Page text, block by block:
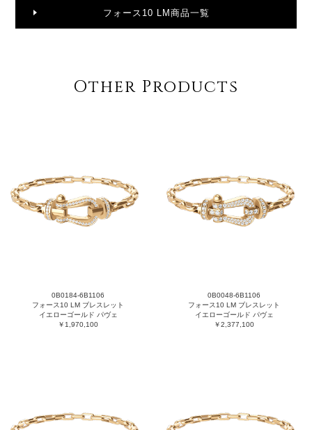
フォース10 LM商品一覧
Other Products
0B0184-6B1106
フォース10 LM ブレスレット
イエローゴールド パヴェ
￥1,970,100
0B0048-6B1106
フォース10 LM ブレスレット
イエローゴールド パヴェ
￥2,377,100